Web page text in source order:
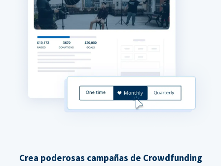
Crea poderosas campañas de Crowdfunding